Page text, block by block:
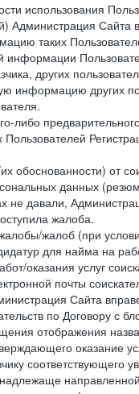
использования
Администрация
таких
информации
других
информацию других
либо
обоснованности) от
данных
не давали,
жалоба.
жалоб (при
для найма на
оказания услуг
почты
Сайта
по Договору с
отображения
оказание